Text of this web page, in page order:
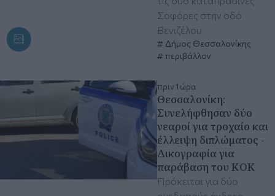
Σοφόρες στην οδό
Βενιζέλου
Δήμος Θεσσαλονίκης
περιβάλλον
πριν 1 ώρα
Θεσσαλονίκη:
Συνελήφθησαν δύο
νεαροί για τροχαίο και
έλλειψη διπλώματος -
Δικογραφία για
παράβαση του ΚΟΚ
Πρόκειται για δύο